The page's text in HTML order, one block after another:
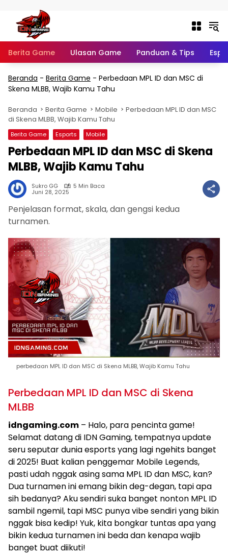
Berita Game Ulasan Game Panduan & Tips
Beranda - Berita Game - Perbedaan MPL ID dan MSC di
Skena MLBB, Wajib Kamu Tahu
Beranda Berita Game Mobile
Perbedaan MPL ID dan MSC
di Skena MLBB, Wajib Kamu Tahu
Berita Game Esports Mobile
Perbedaan MPL ID dan MSC di Skena
MLBB, Wajib Kamu Tahu
Sukro GG 5 Min Baca
Juni 28, 2025
Penjelasan format, skala, dan gengsi kedua
turnamen.
perbedaan MPL ID dan MSC di Skena MLBB, Wajib Kamu Tahu
Perbedaan MPL ID dan MSC di Skena
MLBB
idngaming.com – Halo, para pencinta game!
Selamat datang di IDN Gaming, tempatnya update
seru seputar dunia esports yang lagi ngehits banget
di 2025! Buat kalian penggemar Mobile Legends,
pasti udah nggak asing sama MPL ID dan MSC, kan?
Dua turnamen ini emang bikin deg-degan, tapi apa
sih bedanya? Aku sendiri suka banget nonton MPL ID
sambil ngemil, tapi MSC punya vibe sendiri yang bikin
nggak bisa kedip! Yuk, kita bongkar tuntas apa yang
bikin kedua turnamen ini beda dan kenapa wajib
banget buat diikuti!